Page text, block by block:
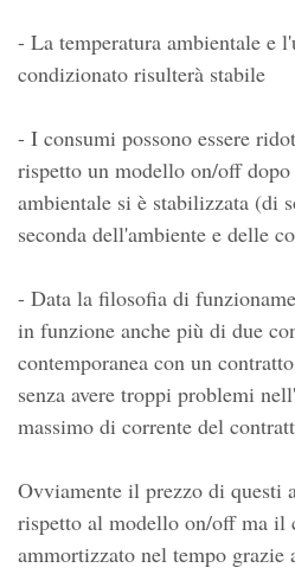
- La temperatura ambientale e
condizionato risulterà stabile
- I consumi possono essere
rispetto un modello on/off
ambientale si è stabilizzata (di
seconda dell'ambiente e delle
- Data la filosofia di
in funzione anche più di due
contemporanea con un
senza avere troppi problemi
massimo di corrente del
Ovviamente il prezzo di questi
rispetto al modello on/off ma il
ammortizzato nel tempo